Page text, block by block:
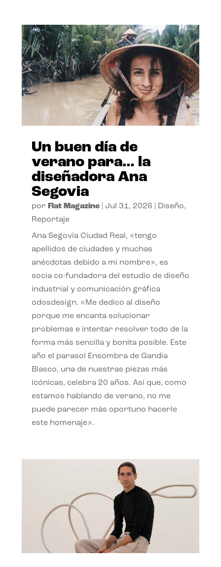
Un buen día de
verano para… la
diseñadora Ana
Segovia
por Flat Magazine| Jul 31, 2026 Diseño,
Reportaje
Ana Segovia Ciudad Real, «tengo
apellidos de ciudades y muchas
anécdotas debido a mi nombre», es
socia co-fundadora del estudio de diseño
industrial y comunicación gráfica
odosdesign. «Me dedico al diseño
porque me encanta solucionar
problemas e intentar resolver todo de la
forma más sencilla y bonita posible. Este
año el parasol Ensombra de Gandia
Blasco, una de nuestras piezas más
icónicas, celebra 20 años. Así que, como
estamos hablando de verano, no me
puede parecer más oportuno hacerle
este homenaje».